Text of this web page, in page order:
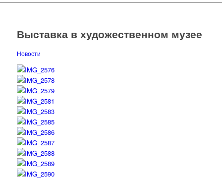
Выставка в художественном музее
Новости